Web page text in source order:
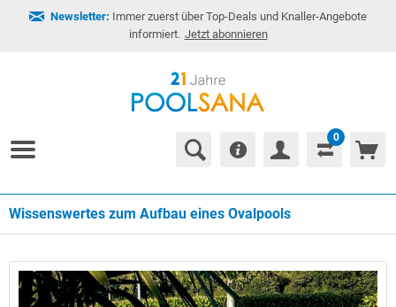
Newsletter: Immer zuerst über Top-Deals und Knaller-Angebote
informiert. Jetzt abonnieren
0
Wissenswertes zum Aufbau eines Ovalpools